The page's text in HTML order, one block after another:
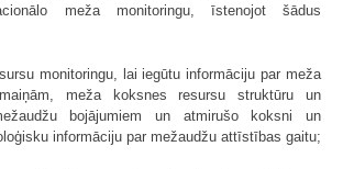
meža monitoringu, īstenojot šādus
monitoringu, lai iegūtu informāciju par meža
meža koksnes resursu struktūru un
bojājumiem un atmirušo koksni un
informāciju par mežaudžu attīstības gaitu;